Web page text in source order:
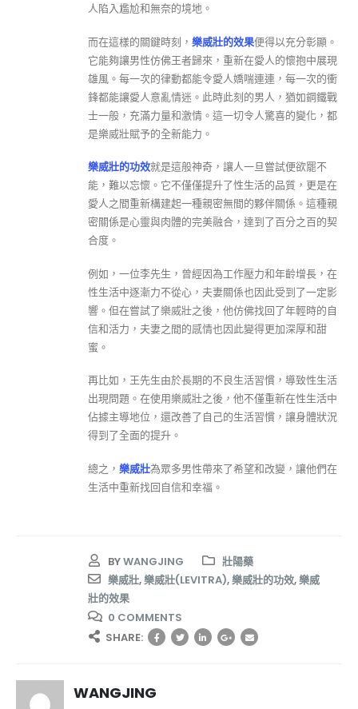
人陷入尷尬和無奈的境地。
而在這樣的關鍵時刻， 樂威壯的效果便得以充分彰顯。
它能夠讓男性仿佛王者歸來，重新在愛人的懷抱中展現
雄風。每一次的律動都能令愛人嬌喘連連，每一次的衝
鋒都能讓愛人意亂情迷。此時此刻的男人，猶如鋼鐵戰
士一般，充滿力量和激情。這一切令人驚喜的變化，都
是樂威壯賦予的全新能力。
樂威壯的功效就是這般神奇，讓人一旦嘗試便欲罷不
能，難以忘懷。它不僅僅提升了性生活的品質，更是在
愛人之間重新構建起一種親密無間的夥伴關係。這種親
密關係是心靈與肉體的完美融合，達到了百分之百的契
合度。
例如，一位李先生，曾經因為工作壓力和年齡增長，在
性生活中逐漸力不從心，夫妻關係也因此受到了一定影
響。但在嘗試了樂威壯之後，他仿佛找回了年輕時的自
信和活力，夫妻之間的感情也因此變得更加深厚和甜
蜜。
再比如，王先生由於長期的不良生活習慣，導致性生活
出現問題。在使用樂威壯之後，他不僅重新在性生活中
佔據主導地位，還改善了自己的生活習慣，讓身體狀況
得到了全面的提升。
總之， 樂威壯為眾多男性帶來了希望和改變，讓他們在
生活中重新找回自信和幸福。
BYWANGJING
壯陽藥
樂威壯,樂威壯(LEVITRA),樂威壯的功效,樂威
壯的效果
0 COMMENTS
SHARE:
WANGJING